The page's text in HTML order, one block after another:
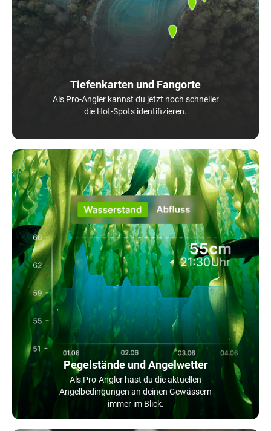
Tiefenkarten und Fangorte
Als Pro-Angler kannst du jetzt noch schneller
die Hot-Spots identifizieren.
Pegelstände und Angelwetter
Als Pro-Angler hast du die aktuellen
Angelbedingungen an deinen Gewässern
immer im Blick.